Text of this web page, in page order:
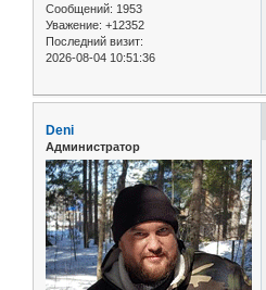
Сообщений: 1953
Уважение: +12352
Последний визит:
2026-08-04 10:51:36
Deni
Администратор